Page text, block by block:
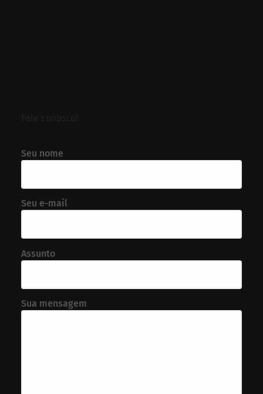
Seu nome
Seu e-mail
Assunto
Sua mensagem